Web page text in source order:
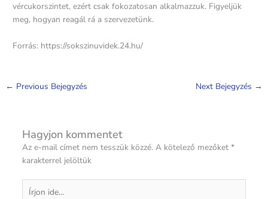
vércukorszintet, ezért csak fokozatosan alkalmazzuk. Figyeljük
meg, hogyan reagál rá a szervezetünk.
Forrás: https://sokszinuvidek.24.hu/
← Previous Bejegyzés Next Bejegyzés →
Hagyjon kommentet
Az e-mail címet nem tesszük közzé. A kötelező mezőket *
karakterrel jelöltük
Írjon